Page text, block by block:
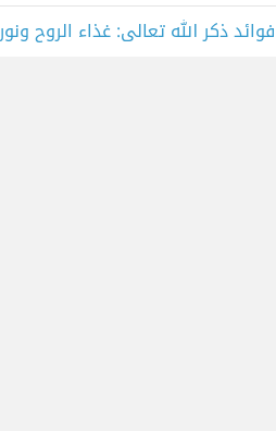
فوائد ذكر الله تعالى: غذاء الروح